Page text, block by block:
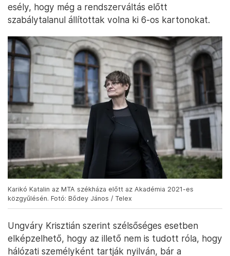
esély, hogy még a rendszerváltás előtt
szabálytalanul állítottak volna ki 6-os kartonokat.
Karikó Katalin az MTA székháza előtt az Akadémia 2021-es
közgyűlésén. Fotó: Bődey János / Telex
Ungváry Krisztián szerint szélsőséges esetben
elképzelhető, hogy az illető nem is tudott róla, hogy
hálózati személyként tartják nyilván, bár a